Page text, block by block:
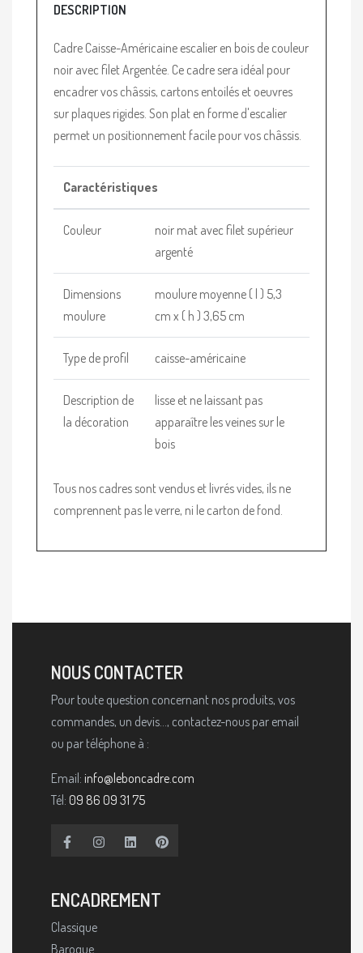
DESCRIPTION
Cadre Caisse-Américaine escalier en bois de couleur
noir avec filet Argentée. Ce cadre sera idéal pour
encadrer vos châssis, cartons entoilés et oeuvres
sur plaques rigides. Son plat en forme d'escalier
permet un positionnement facile pour vos châssis.
Caractéristiques
Couleur
noir mat avec filet supérieur
argenté
Dimensions
moulure
moulure moyenne ( l ) 5,3
cm x ( h ) 3,65 cm
Type de profil caisse-américaine
Description de
la décoration
lisse et ne laissant pas
apparaître les veines sur le
bois
Tous nos cadres sont vendus et livrés vides, ils ne
comprennent pas le verre, ni le carton de fond.
NOUS CONTACTER
Pour toute question concernant nos produits, vos
commandes, un devis..., contactez-nous par email
ou par téléphone à :
Email: info@leboncadre.com
Tél: 09 86 09 31 75
ENCADREMENT
Classique
Baroque